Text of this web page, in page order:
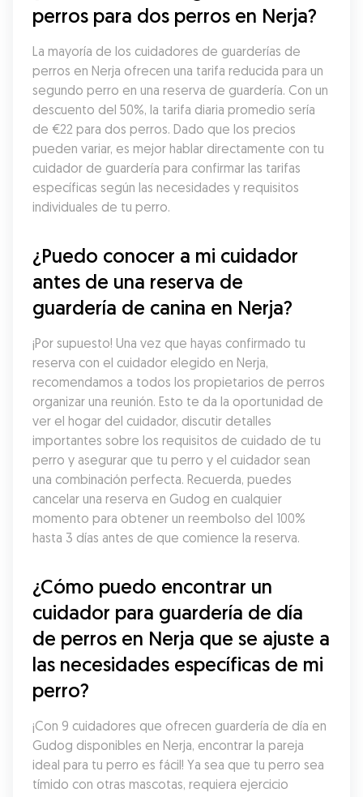
perros para dos perros en Nerja?
La mayoría de los cuidadores de guarderías de
perros en Nerja ofrecen una tarifa reducida para un
segundo perro en una reserva de guardería. Con un
descuento del 50%, la tarifa diaria promedio sería
de €22 para dos perros. Dado que los precios
pueden variar, es mejor hablar directamente con tu
cuidador de guardería para confirmar las tarifas
específicas según las necesidades y requisitos
individuales de tu perro.
¿Puedo conocer a mi cuidador
antes de una reserva de
guardería de canina en Nerja?
¡Por supuesto! Una vez que hayas confirmado tu
reserva con el cuidador elegido en Nerja,
recomendamos a todos los propietarios de perros
organizar una reunión. Esto te da la oportunidad de
ver el hogar del cuidador, discutir detalles
importantes sobre los requisitos de cuidado de tu
perro y asegurar que tu perro y el cuidador sean
una combinación perfecta. Recuerda, puedes
cancelar una reserva en Gudog en cualquier
momento para obtener un reembolso del 100%
hasta 3 días antes de que comience la reserva.
¿Cómo puedo encontrar un
cuidador para guardería de día
de perros en Nerja que se ajuste a
las necesidades específicas de mi
perro?
¡Con 9 cuidadores que ofrecen guardería de día en
Gudog disponibles en Nerja, encontrar la pareja
ideal para tu perro es fácil! Ya sea que tu perro sea
tímido con otras mascotas, requiera ejercicio